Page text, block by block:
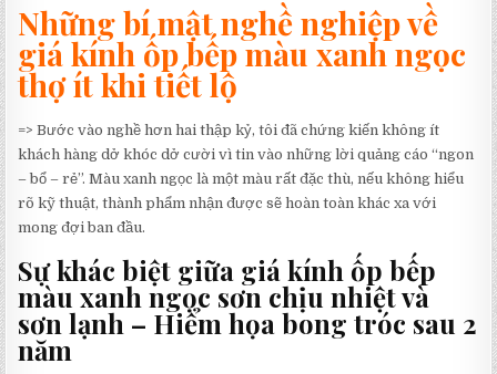
Những bí mật nghề nghiệp về
giá kính ốp bếp màu xanh ngọc
thợ ít khi tiết lộ
=> Bước vào nghề hơn hai thập kỷ, tôi đã chứng kiến không ít
khách hàng dở khóc dở cười vì tin vào những lời quảng cáo “ngon
– bổ – rẻ”. Màu xanh ngọc là một màu rất đặc thù, nếu không hiểu
rõ kỹ thuật, thành phẩm nhận được sẽ hoàn toàn khác xa với
mong đợi ban đầu.
Sự khác biệt giữa giá kính ốp bếp
màu xanh ngọc sơn chịu nhiệt và
sơn lạnh – Hiểm họa bong tróc sau 2
năm